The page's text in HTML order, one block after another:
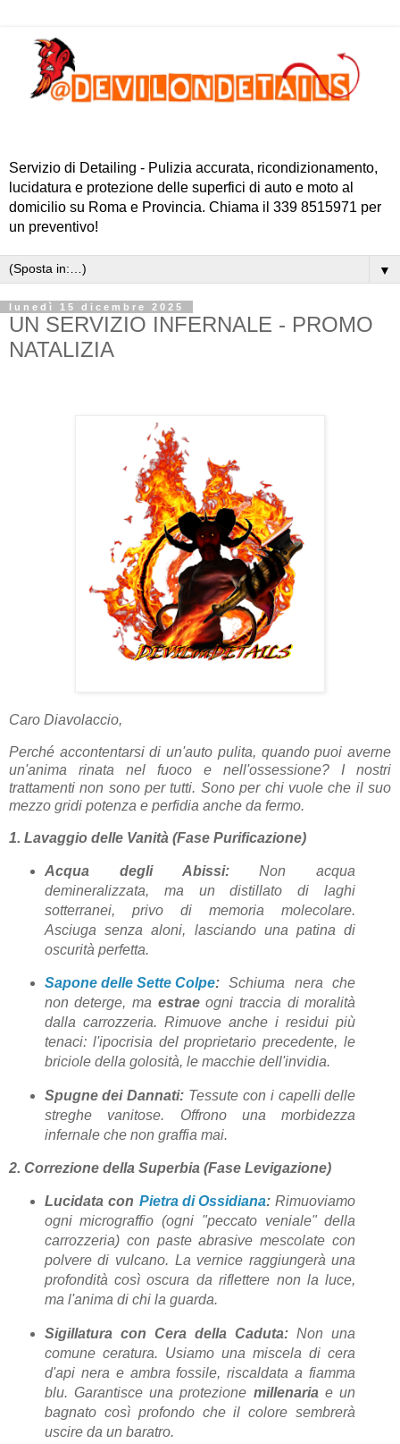
Servizio di Detailing - Pulizia accurata, ricondizionamento,
lucidatura e protezione delle superfici di auto e moto al
domicilio su Roma e Provincia. Chiama il 339 8515971 per
un preventivo!
▼
lunedì 15 dicembre 2025
UN SERVIZIO INFERNALE - PROMO
NATALIZIA
Caro Diavolaccio,
Perché accontentarsi di un'auto pulita, quando puoi averne
un'anima rinata nel fuoco e nell'ossessione? I nostri
trattamenti non sono per tutti. Sono per chi vuole che il suo
mezzo gridi potenza e perfidia anche da fermo.
1. Lavaggio delle Vanità (Fase Purificazione)
Acqua degli Abissi:Non acqua
demineralizzata, ma un distillato di laghi
sotterranei, privo di memoria molecolare.
Asciuga senza aloni, lasciando una patina di
oscurità perfetta.
Sapone delle Sette Colpe:Schiuma nera che
non deterge, ma estraeogni traccia di moralità
dalla carrozzeria. Rimuove anche i residui più
tenaci: l'ipocrisia del proprietario precedente, le
briciole della golosità, le macchie dell'invidia.
Spugne dei Dannati: Tessute con i capelli delle
streghe vanitose. Offrono una morbidezza
infernale che non graffia mai.
2. Correzione della Superbia (Fase Levigazione)
Lucidata con Pietra di Ossidiana:Rimuoviamo
ogni micrograffio (ogni "peccato veniale" della
carrozzeria) con paste abrasive mescolate con
polvere di vulcano. La vernice raggiungerà una
profondità così oscura da riflettere non la luce,
ma l'anima di chi la guarda.
Sigillatura con Cera della Caduta: Non una
comune ceratura. Usiamo una miscela di cera
d'api nera e ambra fossile, riscaldata a fiamma
blu. Garantisce una protezione millenaria e un
bagnato così profondo che il colore sembrerà
uscire da un baratro.